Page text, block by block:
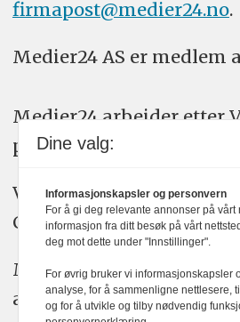
firmapost@medier24.no.
Medier24 AS er medlem
Medier24 arbeider etter
plakatens regler for god
Vi bruker KI-verktøy som
Claude, og Gemini i
Medier24s redaksjon
ansvar for publisert
Dine valg:
Informasjonskapsler og personvern
For å gi deg relevante annonser på vårt
informasjon fra ditt besøk på vårt
deg mot dette under "Innstillinger".
For øvrig bruker vi informasjonskapsler
analyse, for å sammenligne nettlesere,
og for å utvikle og tilby nødvendig